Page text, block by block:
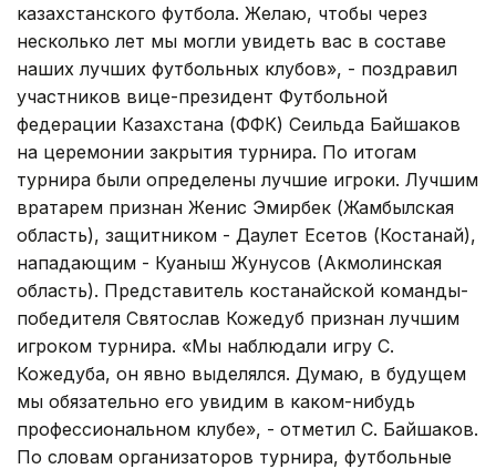
казахстанского футбола. Желаю, чтобы через
несколько лет мы могли увидеть вас в составе
наших лучших футбольных клубов», - поздравил
участников вице-президент Футбольной
федерации Казахстана (ФФК) Сеильда Байшаков
на церемонии закрытия турнира. По итогам
турнира были определены лучшие игроки. Лучшим
вратарем признан Женис Эмирбек (Жамбылская
область), защитником - Даулет Есетов (Костанай),
нападающим - Куаныш Жунусов (Акмолинская
область). Представитель костанайской команды-
победителя Святослав Кожедуб признан лучшим
игроком турнира. «Мы наблюдали игру С.
Кожедуба, он явно выделялся. Думаю, в будущем
мы обязательно его увидим в каком-нибудь
профессиональном клубе», - отметил С. Байшаков.
По словам организаторов турнира, футбольные